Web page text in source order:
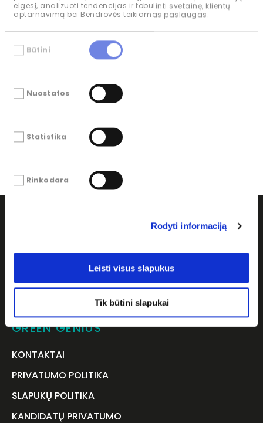
elgesį, analizuoti tendencijas ir tobulinti svetainę, klientų
aptarnavimą bei Bendrovės teikiamas paslaugas.
pasirinkimas
Būtini
Nuostatos
Statistika
Rinkodara
Rodyti informaciją
Leisti visus slapukus
Tik būtini slapukai
GREEN GENIUS
KONTAKTAI
PRIVATUMO POLITIKA
SLAPUKŲ POLITIKA
KANDIDATŲ PRIVATUMO